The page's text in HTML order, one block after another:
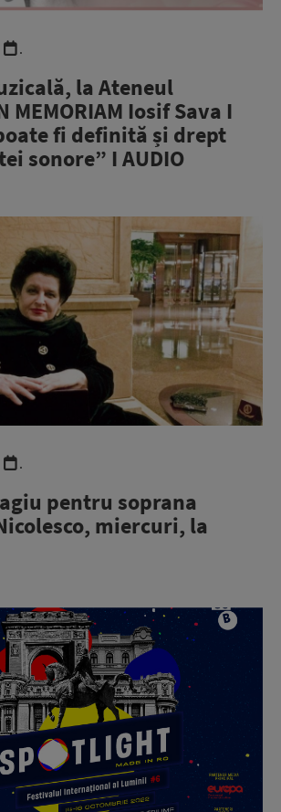
.
la Ateneul
MEMORIAM Iosif Sava I
fi definită și drept
sonore” I AUDIO
.
pentru soprana
miercuri, la